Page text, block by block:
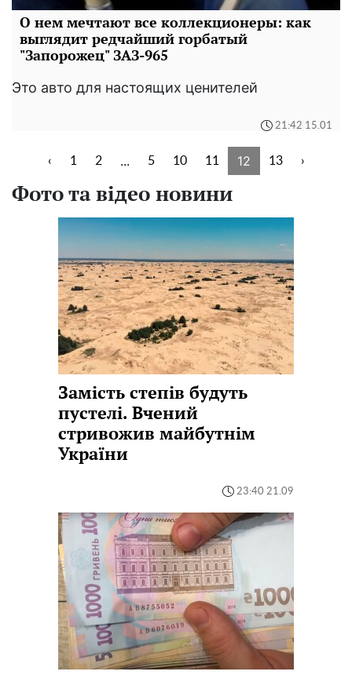
О нем мечтают все коллекционеры: как
выглядит редчайший горбатый
"Запорожец" ЗАЗ-965
Это авто для настоящих ценителей
21:42 15.01
‹ 1 2 ... 5 10 11 12 13 ›
Фото та відео новини
Замість степів будуть
пустелі. Вчений
стривожив майбутнім
України
23:40 21.09